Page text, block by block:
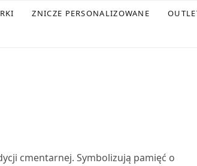
ZNICZE PERSONALIZOWANE
cmentarnej. Symbolizują pamięć o